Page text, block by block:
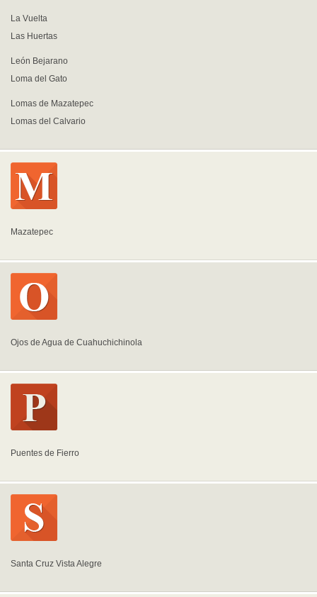
La Vuelta
Las Huertas
León Bejarano
Loma del Gato
Lomas de Mazatepec
Lomas del Calvario
Mazatepec
Ojos de Agua de Cuahuchichinola
Puentes de Fierro
Santa Cruz Vista Alegre